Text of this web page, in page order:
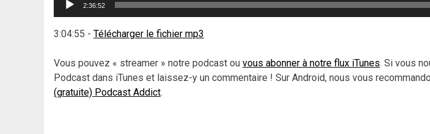
2:36:52
3:04:55 - Télécharger le fichier mp3
Vous pouvez « streamer » notre podcast ou vous abonner à notre flux iTunes. Si vous
Podcast dans iTunes et laissez-y un commentaire ! Sur Android, nous vous
(gratuite) Podcast Addict.